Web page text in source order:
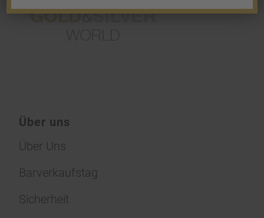
Über uns
Über Uns
Barverkaufstag
Sicherheit